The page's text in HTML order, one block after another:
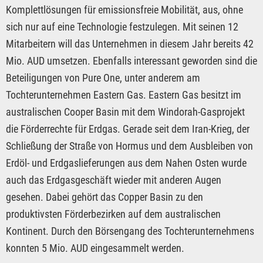
Komplettlösungen für emissionsfreie Mobilität, aus, ohne
sich nur auf eine Technologie festzulegen. Mit seinen 12
Mitarbeitern will das Unternehmen in diesem Jahr bereits 42
Mio. AUD umsetzen. Ebenfalls interessant geworden sind die
Beteiligungen von Pure One, unter anderem am
Tochterunternehmen Eastern Gas. Eastern Gas besitzt im
australischen Cooper Basin mit dem Windorah-Gasprojekt
die Förderrechte für Erdgas. Gerade seit dem Iran-Krieg, der
Schließung der Straße von Hormus und dem Ausbleiben von
Erdöl- und Erdgaslieferungen aus dem Nahen Osten wurde
auch das Erdgasgeschäft wieder mit anderen Augen
gesehen. Dabei gehört das Copper Basin zu den
produktivsten Förderbezirken auf dem australischen
Kontinent. Durch den Börsengang des Tochterunternehmens
konnten 5 Mio. AUD eingesammelt werden.